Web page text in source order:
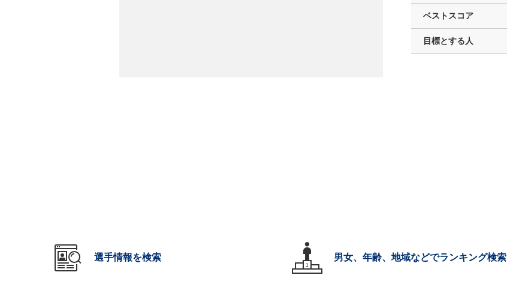
ベストスコア
目標とする人
選手情報を検索 男女、年齢、地域などでランキング検索